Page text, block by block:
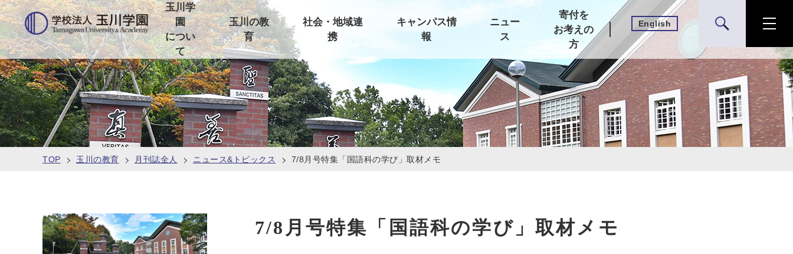
玉川学
園
につい
て
玉川の教
育
社会・地域連
携
キャンパス情
報
ニュー
ス
寄付を
お考えの
方
English 検索
TOP 玉川の教育 月刊誌全人 ニュース&トピックス 7/8月号特集「国語科の学び」取材メモ
7/8月号特集「国語科の学び」取材メモ